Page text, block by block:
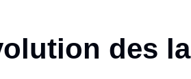
des la